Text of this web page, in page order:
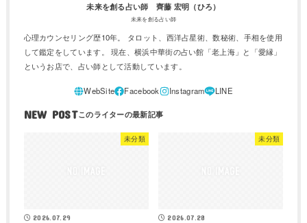
未来を創る占い師 齊藤 宏明（ひろ）
未来を創る占い師
心理カウンセリング歴10年。 タロット、西洋占星術、数秘術、手相を使用
して鑑定をしています。 現在、横浜中華街の占い館「老上海」と「愛縁」
というお店で、占い師として活動しています。
NEW POST
未分類
2026.07.29
未分類
2026.07.28